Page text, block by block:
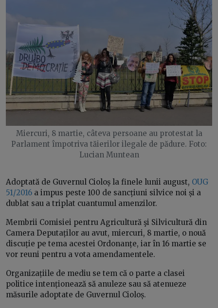
Miercuri, 8 martie, câteva persoane au protestat la
Parlament împotriva tăierilor ilegale de pădure. Foto:
Lucian Muntean
Adoptată de Guvernul Cioloș la finele lunii august, OUG
51/2016 a impus peste 100 de sancțiuni silvice noi și a
dublat sau a triplat cuantumul amenzilor.
Membrii Comisiei pentru Agricultură şi Silvicultură din
Camera Deputaților au avut, miercuri, 8 martie, o nouă
discuție pe tema acestei Ordonanțe, iar în 16 martie se
vor reuni pentru a vota amendamentele.
Organizațiile de mediu se tem că o parte a clasei
politice intenționează să anuleze sau să atenueze
măsurile adoptate de Guvernul Cioloș.